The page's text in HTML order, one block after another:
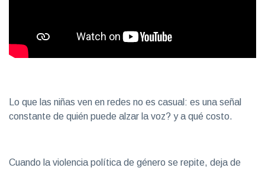
Lo que las niñas ven en redes no es casual: es una señal
constante de quién puede alzar la voz? y a qué costo.
Cuando la violencia política de género se repite, deja de